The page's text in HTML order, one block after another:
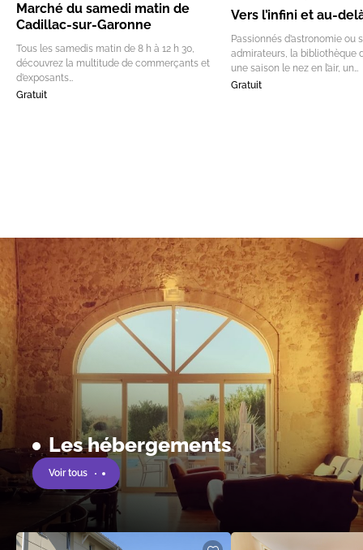
Marché du samedi matin de
Cadillac-sur-Garonne
Tous les samedis matin de 8 h à 12 h 30,
découvrez la multitude de commerçants et
d’exposants…
Gratuit
Vers l’infini et au-
Passionnés d’astronomie ou
admirateurs, la bibliothèque
une saison le nez en l’air, un…
Gratuit
Les hébergements
Voir tous